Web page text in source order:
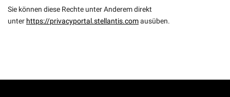
Sie können diese Rechte unter Anderem direkt
unter https://privacyportal.stellantis.comausüben.